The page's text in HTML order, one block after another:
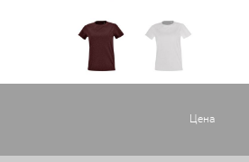
Цена